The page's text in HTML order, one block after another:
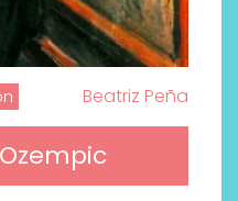
Beatriz Peña